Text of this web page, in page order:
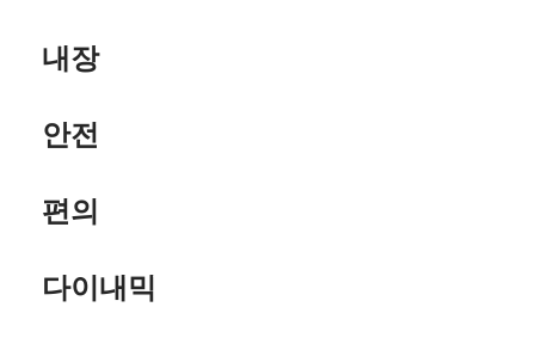
내장
안전
편의
다이내믹